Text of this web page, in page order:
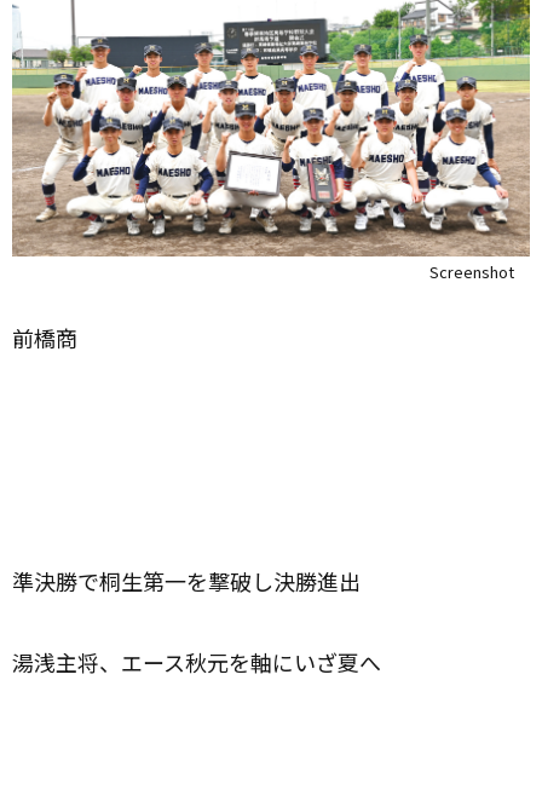
Screenshot
前橋商
準決勝で桐生第一を撃破し決勝進出
湯浅主将、エース秋元を軸にいざ夏へ